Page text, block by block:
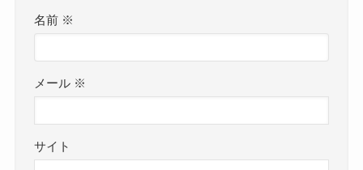
名前 ※
メール ※
サイト